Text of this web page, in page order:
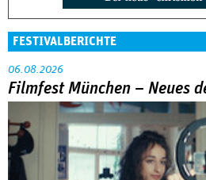
FESTIVALBERICHTE
06.08.2026
Filmfest München – Neues